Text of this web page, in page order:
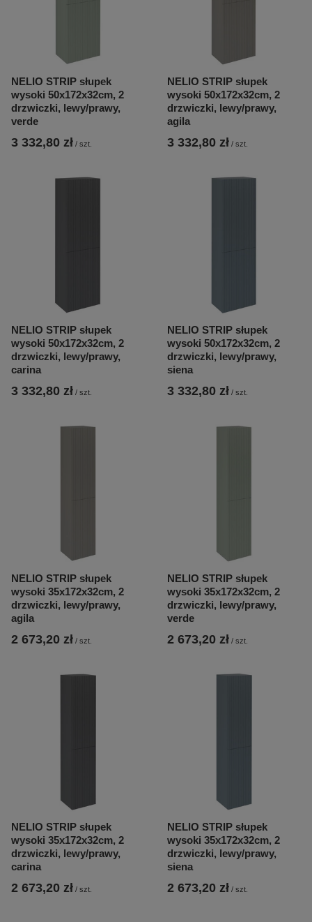
NELIO STRIP słupek
wysoki 50x172x32cm, 2
drzwiczki, lewy/prawy,
verde
3 332,80 zł / szt.
NELIO STRIP słupek
wysoki 50x172x32cm, 2
drzwiczki, lewy/prawy,
agila
3 332,80 zł / szt.
NELIO STRIP słupek
wysoki 50x172x32cm, 2
drzwiczki, lewy/prawy,
carina
3 332,80 zł / szt.
NELIO STRIP słupek
wysoki 50x172x32cm, 2
drzwiczki, lewy/prawy,
siena
3 332,80 zł / szt.
NELIO STRIP słupek
wysoki 35x172x32cm, 2
drzwiczki, lewy/prawy,
agila
2 673,20 zł / szt.
NELIO STRIP słupek
wysoki 35x172x32cm, 2
drzwiczki, lewy/prawy,
verde
2 673,20 zł / szt.
NELIO STRIP słupek
wysoki 35x172x32cm, 2
drzwiczki, lewy/prawy,
carina
2 673,20 zł / szt.
NELIO STRIP słupek
wysoki 35x172x32cm, 2
drzwiczki, lewy/prawy,
siena
2 673,20 zł / szt.